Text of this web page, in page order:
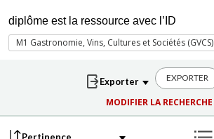
diplôme est la ressource avec l’ID
M1 Gastronomie, Vins, Cultures et Sociétés (GVCS)
EXPORTER
MODIFIER LA RECHERCHE